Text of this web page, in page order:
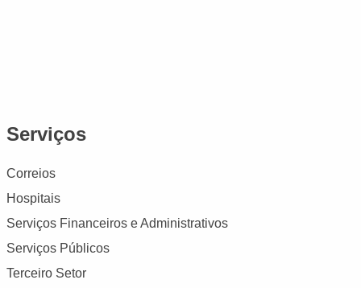
Serviços
Correios
Hospitais
Serviços Financeiros e Administrativos
Serviços Públicos
Terceiro Setor